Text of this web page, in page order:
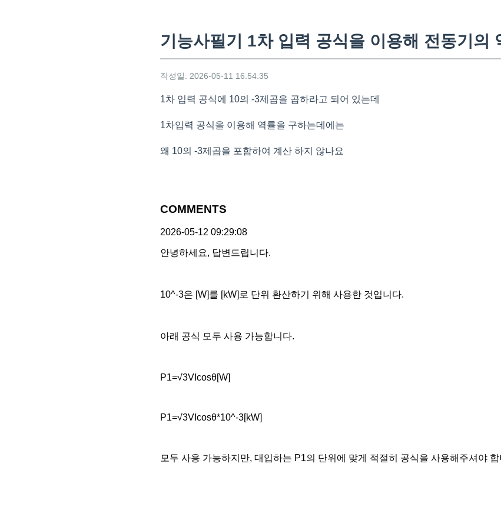
기능사필기 1차 입력 공식을 이용해 전동기의
작성일: 2026-05-11 16:54:35
1차 입력 공식에 10의 -3제곱을 곱하라고 되어 있는데
1차입력 공식을 이용해 역률을 구하는데에는
왜 10의 -3제곱을 포함하여 계산 하지 않나요
COMMENTS
2026-05-12 09:29:08
안녕하세요, 답변드립니다.
10^-3은 [W]를 [kW]로 단위 환산하기 위해 사용한 것입니다.
아래 공식 모두 사용 가능합니다.
P1=√3VIcosθ[W]
P1=√3VIcosθ*10^-3[kW]
모두 사용 가능하지만, 대입하는 P1의 단위에 맞게 적절히 공식을 사용해주셔야 합